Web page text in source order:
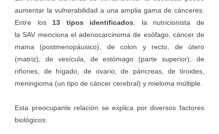
aumentar la vulnerabilidad a una amplia gama de cánceres.
Entre los 13 tipos identificados , la nutricionista de
la SAV menciona el adenocarcinoma de esófago, cáncer de
mama (postmenopáusico), de colon y recto, de útero
(matriz), de vesícula, de estómago (parte superior), de
riñones, de hígado, de ovario, de páncreas, de tiroides,
meningioma (un tipo de cáncer cerebral) y mieloma múltiple.
Esta preocupante relación se explica por diversos factores
biológicos: